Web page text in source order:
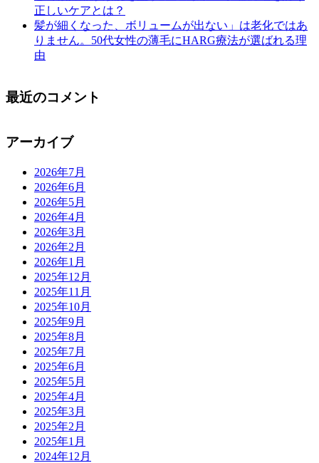
正しいケアとは？
髪が細くなった、ボリュームが出ない」は老化ではあ
りません。50代女性の薄毛にHARG療法が選ばれる理
由
最近のコメント
アーカイブ
2026年7月
2026年6月
2026年5月
2026年4月
2026年3月
2026年2月
2026年1月
2025年12月
2025年11月
2025年10月
2025年9月
2025年8月
2025年7月
2025年6月
2025年5月
2025年4月
2025年3月
2025年2月
2025年1月
2024年12月